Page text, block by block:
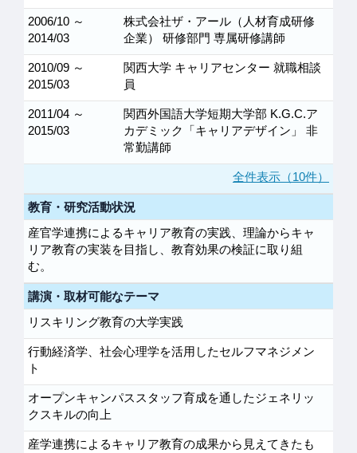
2006/10 ～
2014/03
株式会社ザ・アール（人材育成研修
企業） 研修部門 専属研修講師
2010/09 ～
2015/03
関西大学 キャリアセンター 就職相談
員
2011/04 ～
2015/03
関西外国語大学短期大学部 K.G.C.ア
カデミック「キャリアデザイン」 非
常勤講師
全件表示（10件）
教育・研究活動状況
産官学連携によるキャリア教育の実践、理論からキャ
リア教育の実装を目指し、教育効果の検証に取り組
む。
講演・取材可能なテーマ
リスキリング教育の大学実践
行動経済学、社会心理学を活用したセルフマネジメン
ト
オープンキャンパススタッフ育成を通したジェネリッ
クスキルの向上
産学連携によるキャリア教育の成果から見えてきたも